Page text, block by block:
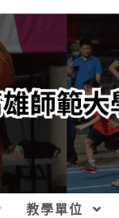
教學單位